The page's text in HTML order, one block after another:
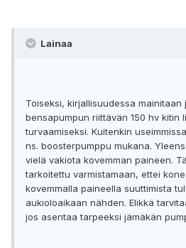
Lainaa
Toiseksi, kirjallisuudessa mainitaan
bensapumpun riittävän 150 hv kitin
turvaamiseksi. Kuitenkin
ns. boosterpumppu mukana.
vielä vakiota kovemman paineen.
tarkoitettu varmistamaan, ettei
kovemmalla paineella suuttimista
aukioloaikaan nähden. Elikkä
jos asentaa tarpeeksi jämäkän